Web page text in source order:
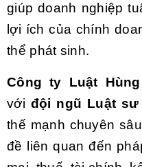
giúp doanh nghiệp
lợi ích của chính
thể phát sinh.
Công ty Luật
với đội ngũ Luật sư
thế mạnh chuyên
đề liên quan đến